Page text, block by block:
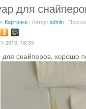
для
Картинки | Автор: admin |
2013, 16:33
для снайперов, хорошо